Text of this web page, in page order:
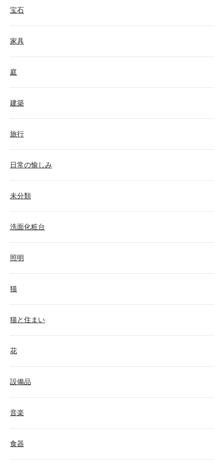
宝石
家具
庭
建築
旅行
日常の愉しみ
未分類
洗面化粧台
照明
猫
猫と住まい
花
設備品
音楽
食器